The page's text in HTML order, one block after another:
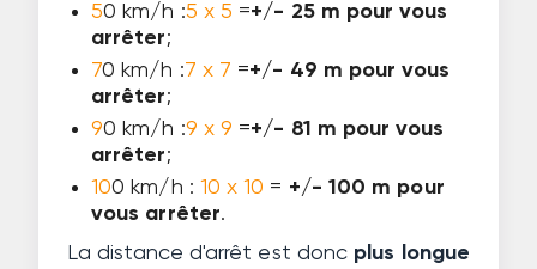
50 km/h :5 x 5 =+/- 25 m pour vous
arrêter;
70 km/h :7 x 7 =+/- 49 m pour vous
arrêter;
90 km/h :9 x 9 =+/- 81 m pour vous
arrêter;
100 km/h : 10 x 10 = +/- 100 m pour
vous arrêter.
La distance d'arrêt est donc plus longue